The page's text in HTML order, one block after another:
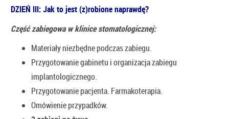
DZIEŃ III: Jak to jest (z)robione naprawdę?
Część zabiegowa w klinice stomatologicznej:
Materiały niezbędne podczas zabiegu.
Przygotowanie gabinetu i organizacja zabiegu
implantologicznego.
Przygotowanie pacjenta. Farmakoterapia.
Omówienie przypadków.